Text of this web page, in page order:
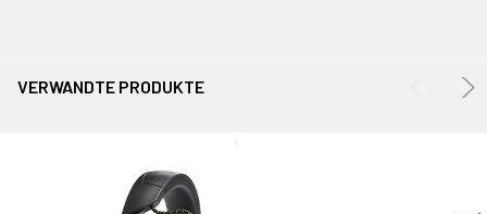
VERWANDTE PRODUKTE